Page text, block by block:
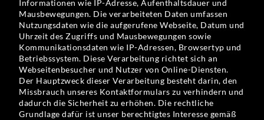
Informationen wie IP-Adresse, Aufenthaltsdauer und
Mausbewegungen. Die verarbeiteten Daten umfassen
Nutzungsdaten wie die aufgerufene Webseite, Datum und
Uhrzeit des Zugriffs und Mausbewegungen sowie
Kommunikationsdaten wie IP-Adressen, Browsertyp und
Betriebssystem. Diese Verarbeitung richtet sich an
Webseitenbesucher und Nutzer von Online-Diensten.
Der Hauptzweck dieser Verarbeitung besteht darin, den
Missbrauch unseres Kontaktformulars zu verhindern und
dadurch die Sicherheit zu erhöhen. Die rechtliche
Grundlage dafür ist unser berechtigtes Interesse gemäß